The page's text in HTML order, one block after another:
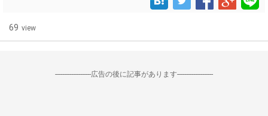
69 view
--------------------広告の後に記事があります--------------------